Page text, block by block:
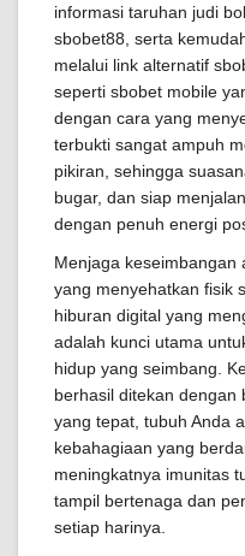
informasi taruhan judi
sbobet88, serta
melalui link alternatif
seperti sbobet mobile
dengan cara yang
terbukti sangat ampuh
pikiran, sehingga
bugar, dan siap
dengan penuh energi
Menjaga keseimbangan
yang menyehatkan fisik
hiburan digital yang
adalah kunci utama
hidup yang seimbang.
berhasil ditekan dengan
yang tepat, tubuh Anda
kebahagiaan yang
meningkatnya imunitas
tampil bertenaga dan
setiap harinya.